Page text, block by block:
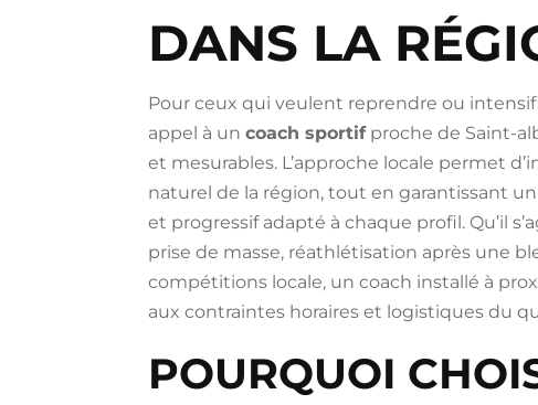
DANS LA
Pour ceux qui veulent reprendre ou
appel à uncoach sportifproche de Saint-
et mesurables. L’approche locale permet
naturel de la région, tout en garantissant
et progressif adapté à chaque profil. Qu’il
prise de masse, réathlétisation après une
compétitions locale, un coach installé à
aux contraintes horaires et logistiques du
POURQUOI